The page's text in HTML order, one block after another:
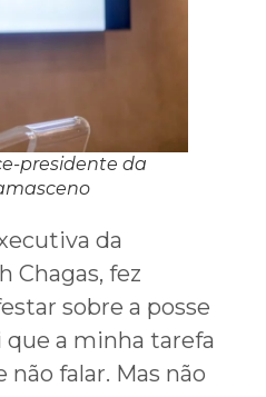
presidente da
da
Chagas, fez
sobre a posse
que a minha tarefa
não falar. Mas não